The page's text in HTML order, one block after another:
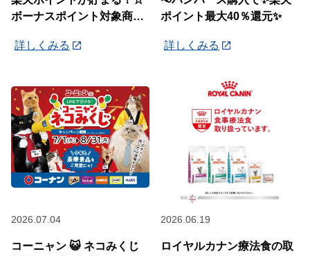
ボーナスポイント対象商品
詳しくみる
ポイント最大40％還元✨
詳しくみる
2026.07.04
コーニャン 😺 ネコみくじ
2026.06.19
ロイヤルカナン療法食の取